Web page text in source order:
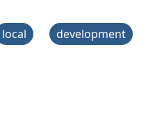
local development